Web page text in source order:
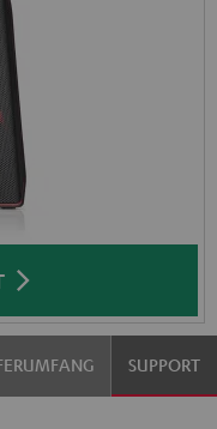
SUPPORT